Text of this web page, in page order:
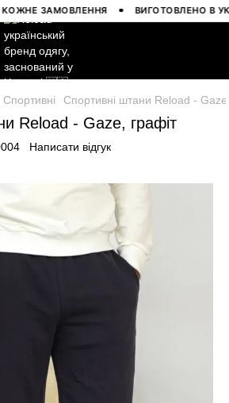
ЗАМОВЛЕННЯ ВИГОТОВЛЕНО В
Спортивні Спортивні штани Reload -
Reload - Gaze, графіт
Написати відгук